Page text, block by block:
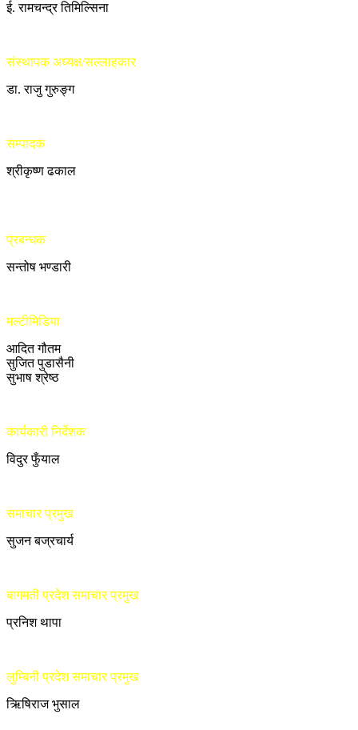
ई. रामचन्द्र तिमिल्सिना
संस्थापक अध्यक्ष/सल्लाहकार
डा. राजु गुरुङ्ग
सम्पादक
श्रीकृष्ण ढकाल
प्रबन्धक
सन्तोष भण्डारी
मल्टीमिडिया
आदित गौतम
सुजित पुडासैनी
सुभाष श्रेष्ठ
कार्यकारी निर्देशक
विदुर फुँयाल
समाचार प्रमुख
सुजन बज्रचार्य
बागमती प्रदेश समाचार प्रमुख
प्रनिश थापा
लुम्बिनी प्रदेश समाचार प्रमुख
ऋिषिराज भुसाल